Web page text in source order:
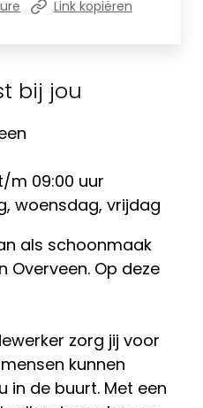
bij jou
m 09:00 uur
woensdag, vrijdag
als schoonmaak
Overveen. Op deze
zorg jij voor
kunnen
in de buurt. Met een
Link kopiëren